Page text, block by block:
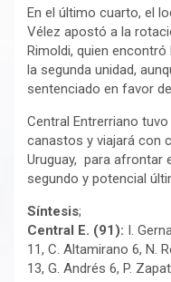
En el último cuarto, el
Vélez apostó a la
Rimoldi, quien
la segunda unidad,
sentenciado en favor
Central Entrerriano
canastos y viajará con
Uruguay, para afrontar
segundo y potencial
Síntesis;
Central E. (91): I.
11, C. Altamirano 6, N.
13, G. Andrés 6, P.